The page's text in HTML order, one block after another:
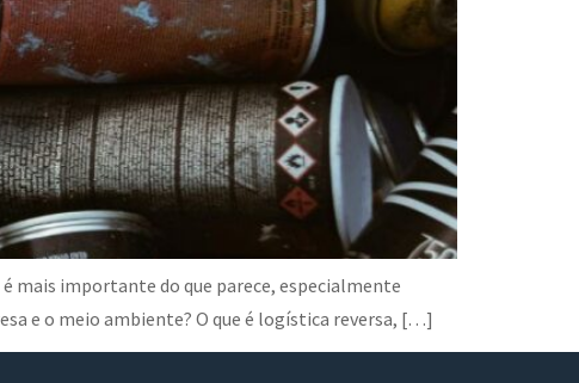
é mais importante do que parece, especialmente
e o meio ambiente? O que é logística reversa, […]